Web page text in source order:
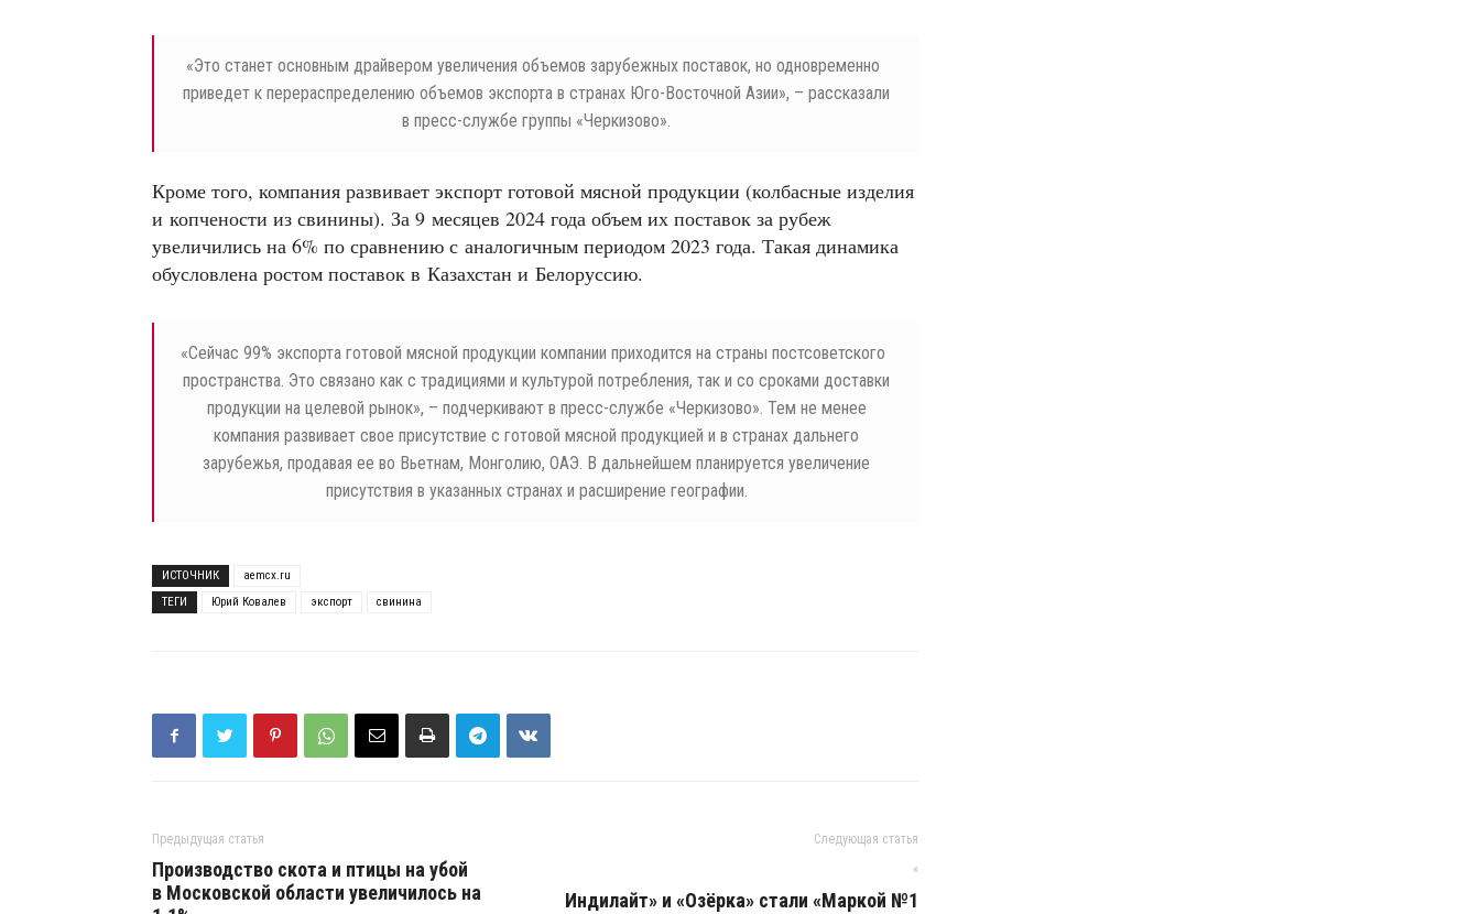
«Это станет основным драйвером увеличения объемов зарубежных поставок, но одновременно
приведет к перераспределению объемов экспорта в странах Юго-Восточной Азии», – рассказали
в пресс-службе группы «Черкизово».
Кроме того, компания развивает экспорт готовой мясной продукции (колбасные изделия
и копчености из свинины). За 9 месяцев 2024 года объем их поставок за рубеж
увеличились на 6% по сравнению с аналогичным периодом 2023 года. Такая динамика
обусловлена ростом поставок в Казахстан и Белоруссию.
«Сейчас 99% экспорта готовой мясной продукции компании приходится на страны постсоветского
пространства. Это связано как с традициями и культурой потребления, так и со сроками доставки
продукции на целевой рынок», – подчеркивают в пресс-службе «Черкизово». Тем не менее
компания развивает свое присутствие с готовой мясной продукцией и в странах дальнего
зарубежья, продавая ее во Вьетнам, Монголию, ОАЭ. В дальнейшем планируется увеличение
присутствия в указанных странах и расширение географии.
ИСТОЧНИК
aemcx.ru
ТЕГИ
Юрий Ковалев экспорт свинина
Предыдущая статья
Производство скота и птицы на убой
в Московской области увеличилось на
Следующая статья
«
Индилайт» и «Озёрка» стали «Маркой №1